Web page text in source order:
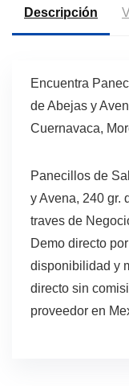
Descripción
Encuentra
de Abejas y
Cuernavaca,
Panecillos de
y Avena, 240 gr.
traves de
Demo directo
disponibilidad y
directo sin
proveedor en